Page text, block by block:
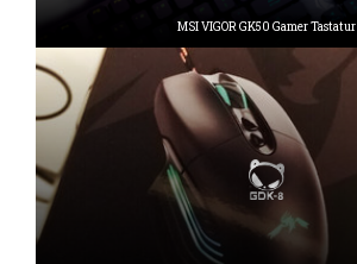
MSI VIGOR GK50 Gamer Tastatur